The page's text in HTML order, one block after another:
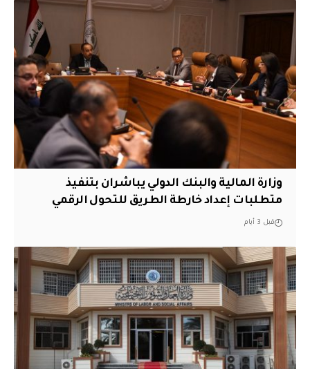
وزارة المالية والبنك الدولي يباشران بتنفيذ
متطلبات إعداد خارطة الطريق للتحول الرقمي
قبل 3 أيام